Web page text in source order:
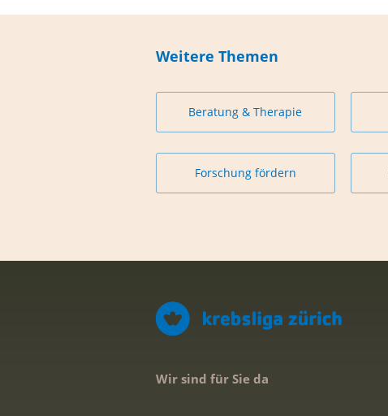
Weitere Themen
Beratung & Therapie
Forschung fördern
Wir sind für Sie da